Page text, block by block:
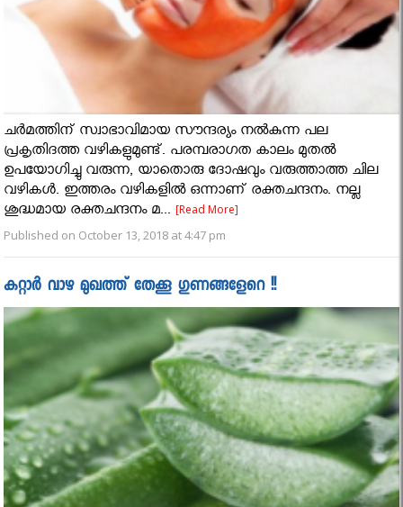
ചര്‍മത്തിന് സ്വാഭാവിമായ സൗന്ദര്യം നല്‍കുന്ന പല
പ്രകൃതിദത്ത വഴികളുമുണ്ട്. പരമ്പരാഗത കാലം മുതല്‍
ഉപയോഗിച്ചു വരുന്ന, യാതൊരു ദോഷവും വരുത്താത്ത ചില
വഴികള്‍. ഇത്തരം വഴികളില്‍ ഒന്നാണ് രക്തചന്ദനം. നല്ല
ശുദ്ധമായ രക്തചന്ദനം മ...[Read More]
Published on October 13, 2018 at 4:47 pm
കറ്റാര്‍ വാഴ മുഖത്ത് തേക്കൂ ഗുണങ്ങളേറെ !!